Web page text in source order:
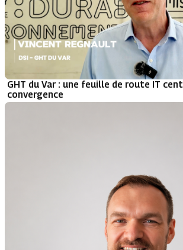
GHT du Var : une feuille de route IT
convergence